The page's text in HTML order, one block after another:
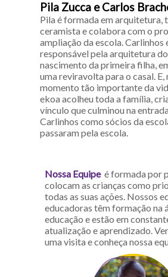
Pila Zucca e Carlos
Pila é formada em arquitetura,
ceramista e colabora com o
ampliação da escola. Carlinhos
responsável pela arquitetura
nascimento da primeira filha,
uma reviravolta para o casal. E,
momento tão importante da
ekoa acolheu toda a família,
vínculo que culminou na
Carlinhos como sócios da
passaram pela escola.
Nossa Equipe é formada por
colocam as crianças como
todas as suas ações. Nossos
educadoras têm formação na
educação e estão em
atualização e aprendizado.
uma visita e conheça nossa